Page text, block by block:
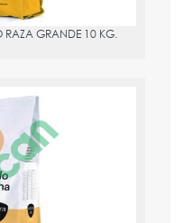
RAZA GRANDE 10 KG.
MEDIANA 10 KG.